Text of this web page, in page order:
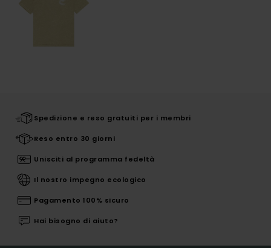
Spedizione e reso gratuiti per i membri
Reso entro 30 giorni
Unisciti al programma fedeltà
Il nostro impegno ecologico
Pagamento 100% sicuro
Hai bisogno di aiuto?